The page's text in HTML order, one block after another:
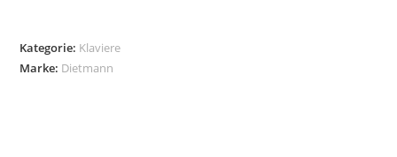
Kategorie: Klaviere
Marke: Dietmann